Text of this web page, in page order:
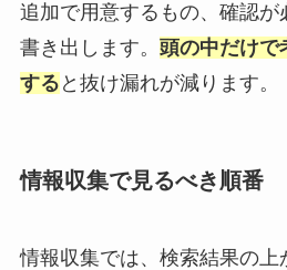
追加で用意するもの、確認が
書き出します。 頭の中だけで
する と抜け漏れが減ります。
情報収集で見るべき順番
情報収集では、検索結果の上